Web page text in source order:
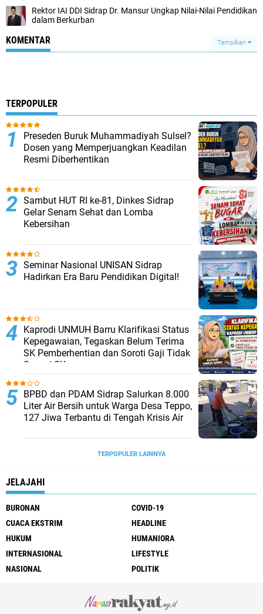
Rektor IAI DDI Sidrap Dr. Mansur Ungkap Nilai-Nilai Pendidikan
dalam Berkurban
KOMENTAR Tampilkan
TERPOPULER
Preseden Buruk Muhammadiyah Sulsel?
Dosen yang Memperjuangkan Keadilan
Resmi Diberhentikan
Sambut HUT RI ke-81, Dinkes Sidrap
Gelar Senam Sehat dan Lomba
Kebersihan
Seminar Nasional UNISAN Sidrap
Hadirkan Era Baru Pendidikan Digital!
Kaprodi UNMUH Barru Klarifikasi Status
Kepegawaian, Tegaskan Belum Terima
SK Pemberhentian dan Soroti Gaji Tidak
Sesuai SK
BPBD dan PDAM Sidrap Salurkan 8.000
Liter Air Bersih untuk Warga Desa Teppo,
127 Jiwa Terbantu di Tengah Krisis Air
TERPOPULER LAINNYA
JELAJAHI
BURONAN
COVID-19
CUACA EKSTRIM
HEADLINE
HUKUM
HUMANIORA
INTERNASIONAL
LIFESTYLE
NASIONAL
POLITIK